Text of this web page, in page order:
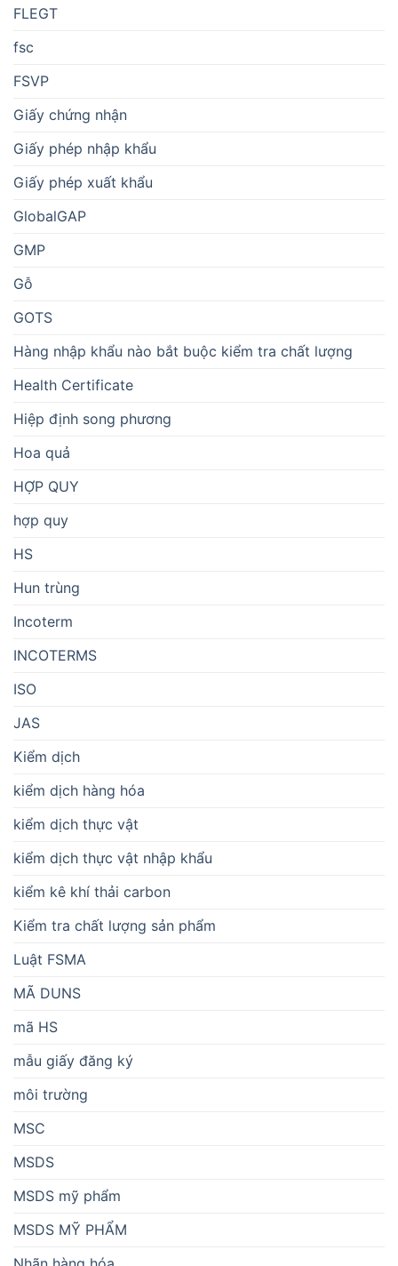
FLEGT
fsc
FSVP
Giấy chứng nhận
Giấy phép nhập khẩu
Giấy phép xuất khẩu
GlobalGAP
GMP
Gỗ
GOTS
Hàng nhập khẩu nào bắt buộc kiểm tra chất lượng
Health Certificate
Hiệp định song phương
Hoa quả
HỢP QUY
hợp quy
HS
Hun trùng
Incoterm
INCOTERMS
ISO
JAS
Kiểm dịch
kiểm dịch hàng hóa
kiểm dịch thực vật
kiểm dịch thực vật nhập khẩu
kiểm kê khí thải carbon
Kiểm tra chất lượng sản phẩm
Luật FSMA
MÃ DUNS
mã HS
mẫu giấy đăng ký
môi trường
MSC
MSDS
MSDS mỹ phẩm
MSDS MỸ PHẨM